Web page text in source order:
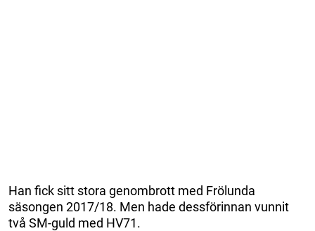
Han fick sitt stora genombrott med Frölunda
säsongen 2017/18. Men hade dessförinnan vunnit
två SM-guld med HV71.